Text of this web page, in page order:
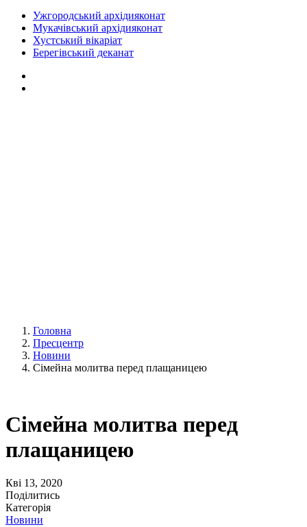
Ужгородський архідияконат
Мукачівський архідияконат
Хустський вікаріат
Берегівський деканат
Головна
Пресцентр
Новини
Сімейна молитва перед плащаницею
Сімейна молитва перед
плащаницею
Кві 13, 2020
Поділитись
Категорія
Новини